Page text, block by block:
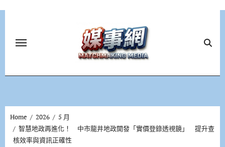
Home 2026
5 月
智慧地政再進化！ 中市龍井地政開發「實價登錄透視鏡」 提升查
核效率與資訊正確性